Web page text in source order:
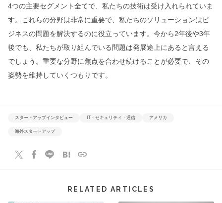
4つの主要セグメント全てで、私たちの技術は受け入れられていま
す。これらの分野は非常に重要で、私たちのソリューションはビ
ジネスの問題を解決するのに役立っています。今から2年後や3年
後でも、私たちが取り組んでいる問題は発展途上にあると言える
でしょう。重要な分野に焦点を合わせ続けることが必要で、その
姿勢を維持していくつもりです。
スタートアップインタビュー IT・セキュリティ・通信 アメリカ
海外スタートアップ
RELATED ARTICLES